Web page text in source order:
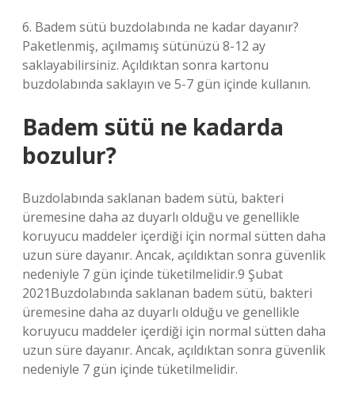
6. Badem sütü buzdolabında ne kadar dayanır?
Paketlenmiş, açılmamış sütünüzü 8-12 ay
saklayabilirsiniz. Açıldıktan sonra kartonu
buzdolabında saklayın ve 5-7 gün içinde kullanın.
Badem sütü ne kadarda
bozulur?
Buzdolabında saklanan badem sütü, bakteri
üremesine daha az duyarlı olduğu ve genellikle
koruyucu maddeler içerdiği için normal sütten daha
uzun süre dayanır. Ancak, açıldıktan sonra güvenlik
nedeniyle 7 gün içinde tüketilmelidir.9 Şubat
2021Buzdolabında saklanan badem sütü, bakteri
üremesine daha az duyarlı olduğu ve genellikle
koruyucu maddeler içerdiği için normal sütten daha
uzun süre dayanır. Ancak, açıldıktan sonra güvenlik
nedeniyle 7 gün içinde tüketilmelidir.